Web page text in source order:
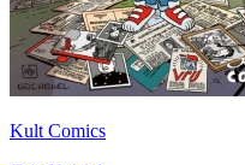
Kult Comics